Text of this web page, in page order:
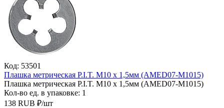
Код: 53501
Плашка метрическая P.I.T. M10 x 1,5мм (AMED07-M1015)
Плашка метрическая P.I.T. M10 x 1,5мм (AMED07-M1015)
Кол-во ед. в упаковке: 1
138 RUB ₽/шт